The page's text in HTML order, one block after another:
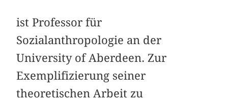
ist Professor für
Sozialanthropologie an der
University of Aberdeen. Zur
Exemplifizierung seiner
theoretischen Arbeit zu